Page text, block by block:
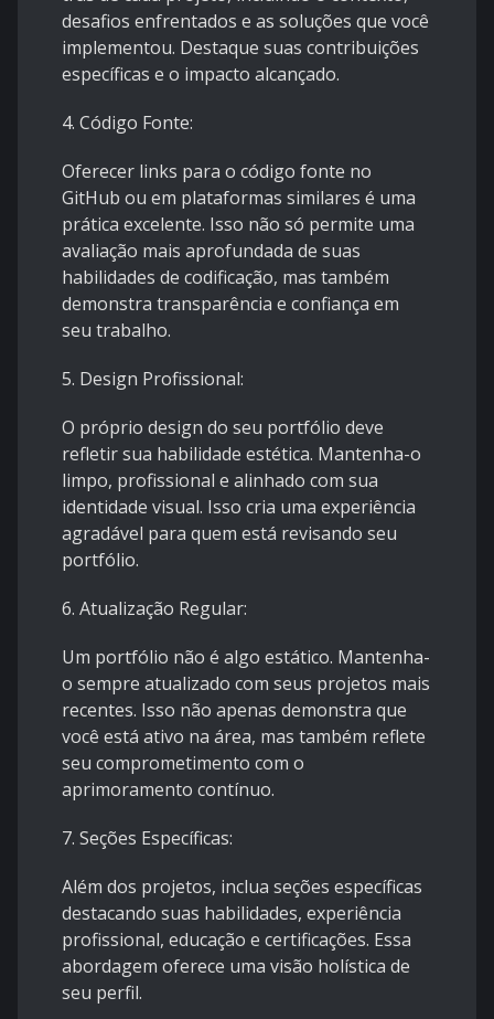
desafios enfrentados e as soluções que você
implementou. Destaque suas contribuições
específicas e o impacto alcançado.
4. Código Fonte:
Oferecer links para o código fonte no
GitHub ou em plataformas similares é uma
prática excelente. Isso não só permite uma
avaliação mais aprofundada de suas
habilidades de codificação, mas também
demonstra transparência e confiança em
seu trabalho.
5. Design Profissional:
O próprio design do seu portfólio deve
refletir sua habilidade estética. Mantenha-o
limpo, profissional e alinhado com sua
identidade visual. Isso cria uma experiência
agradável para quem está revisando seu
portfólio.
6. Atualização Regular:
Um portfólio não é algo estático. Mantenha-
o sempre atualizado com seus projetos mais
recentes. Isso não apenas demonstra que
você está ativo na área, mas também reflete
seu comprometimento com o
aprimoramento contínuo.
7. Seções Específicas:
Além dos projetos, inclua seções específicas
destacando suas habilidades, experiência
profissional, educação e certificações. Essa
abordagem oferece uma visão holística de
seu perfil.